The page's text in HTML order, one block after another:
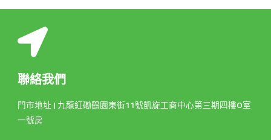
聯絡我們
門市地址 | 九龍紅磡鶴園東街11號凱旋工商中心第三期四樓O室
一號房